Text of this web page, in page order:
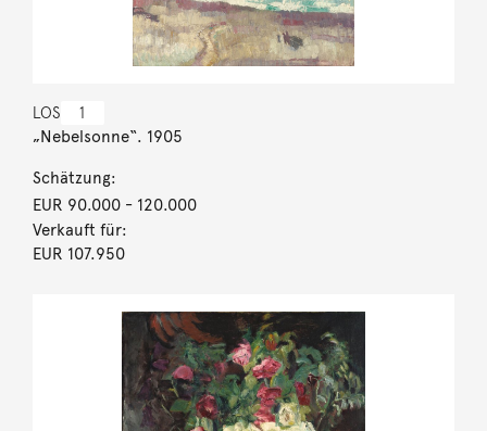
LOS 1
„Nebelsonne“. 1905
Schätzung:
EUR 90.000- 120.000
Verkauft für:
EUR 107.950